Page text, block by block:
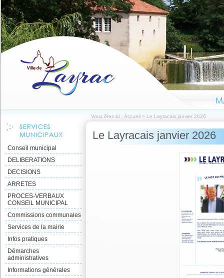
Vous êtes ici : Accueil > Le Layracais janvier 2026
Conseil municipal
DELIBERATIONS
DECISIONS
ARRETES
PROCES-VERBAUX
CONSEIL MUNICIPAL
Commissions communales
Services de la mairie
Infos pratiques
Démarches
administratives
Informations générales
Le Layracais janvier 2026